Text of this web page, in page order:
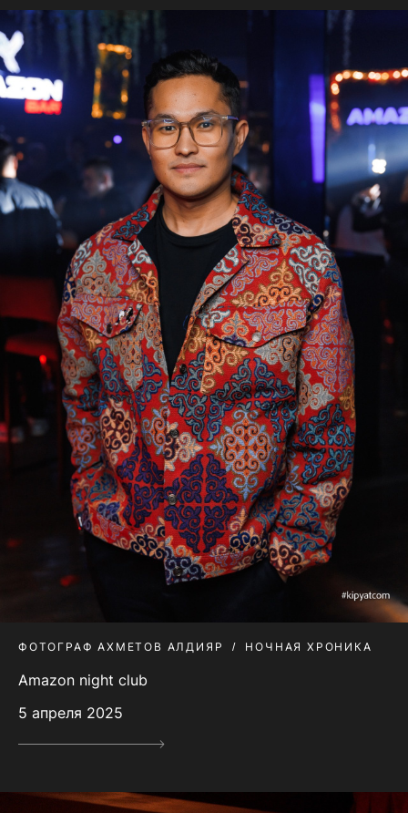
ФОТОГРАФ АХМЕТОВ АЛДИЯР НОЧНАЯ ХРОНИКА
Amazon night club
5 апреля 2025